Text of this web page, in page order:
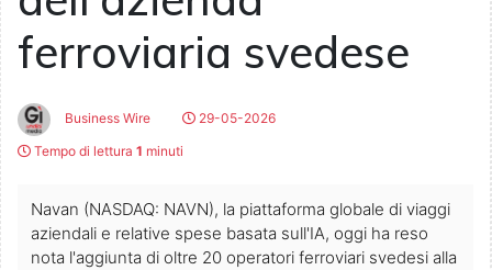
ferroviaria svedese
Business Wire
29-05-2026
Tempo di lettura 1 minuti
Navan (NASDAQ: NAVN), la piattaforma globale di viaggi
aziendali e relative spese basata sull'IA, oggi ha reso
nota l'aggiunta di oltre 20 operatori ferroviari svedesi alla